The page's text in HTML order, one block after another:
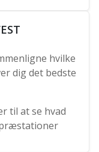
hvilke
dig det bedste
til at se hvad